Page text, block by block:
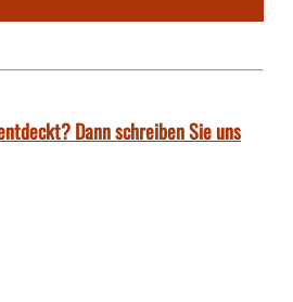
Dann schreiben Sie uns